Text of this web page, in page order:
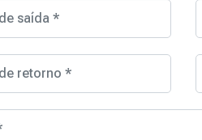
saída *
retorno *